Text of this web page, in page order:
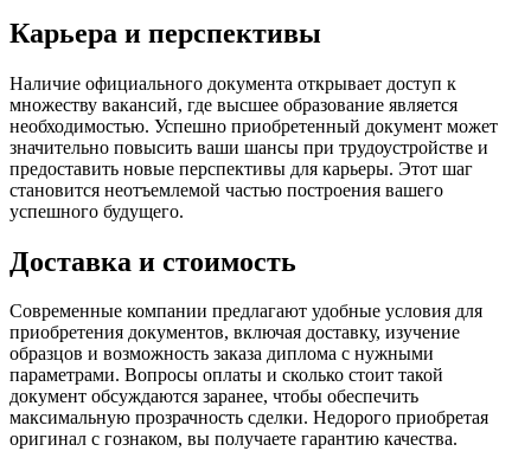
Карьера и перспективы
Наличие официального документа открывает доступ к
множеству вакансий, где высшее образование является
необходимостью. Успешно приобретенный документ может
значительно повысить ваши шансы при трудоустройстве и
предоставить новые перспективы для карьеры. Этот шаг
становится неотъемлемой частью построения вашего
успешного будущего.
Доставка и стоимость
Современные компании предлагают удобные условия для
приобретения документов, включая доставку, изучение
образцов и возможность заказа диплома с нужными
параметрами. Вопросы оплаты и сколько стоит такой
документ обсуждаются заранее, чтобы обеспечить
максимальную прозрачность сделки. Недорого приобретая
оригинал с гознаком, вы получаете гарантию качества.